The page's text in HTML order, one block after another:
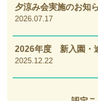
夕涼み会実施のお知
2026.07.17
2026年度 新入園・
2025.12.22